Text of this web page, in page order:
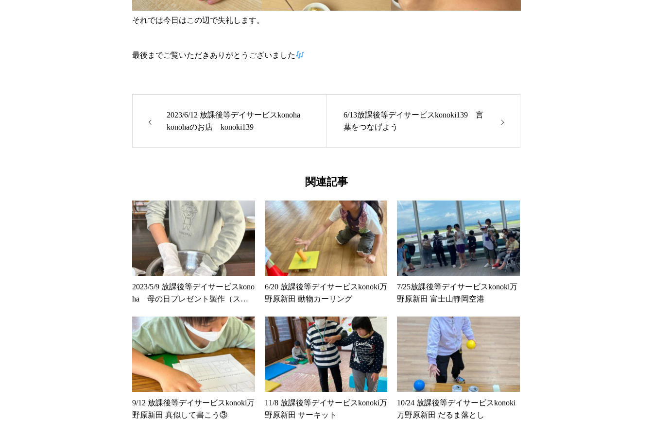
それでは今日はこの辺で失礼します。
最後までご覧いただきありがとうございました
2023/6/12 放課後等デイサービスkonoha
konohaのお店 konoki139
6/13放課後等デイサービスkonoki139 言
葉をつなげよう
関連記事
2023/5/9 放課後等デイサービスkono
ha 母の日プレゼント製作（スコ
6/20 放課後等デイサービスkonoki万
野原新田 動物カーリング
7/25放課後等デイサービスkonoki万
野原新田 富士山静岡空港
9/12 放課後等デイサービスkonoki万
野原新田 真似して書こう③
11/8 放課後等デイサービスkonoki万
野原新田 サーキット
10/24 放課後等デイサービスkonoki
万野原新田 だるま落とし